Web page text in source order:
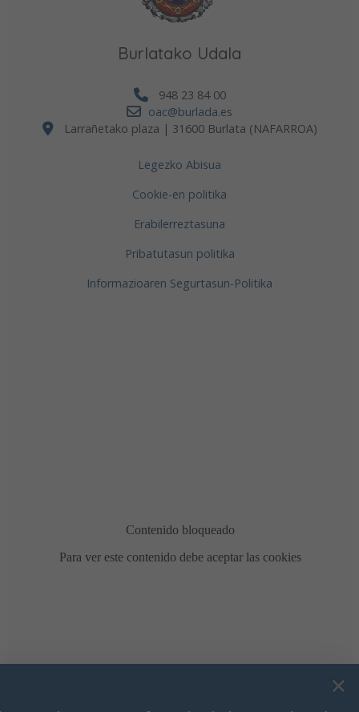
Burlatako Udala
948 23 84 00
oac@burlada.es
Larrañetako plaza | 31600 Burlata (NAFARROA)
Legezko Abisua
Cookie-en politika
Erabilerreztasuna
Pribatutasun politika
Informazioaren Segurtasun-Politika